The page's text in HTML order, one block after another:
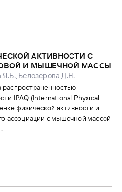
АКТИВНОСТИ С
И МЫШЕЧНОЙ МАССЫ
Я.Б., Белозерова Д.Н.
распространенностью
IPAQ (International Physical
физической активности и
ассоциации с мышечной массой